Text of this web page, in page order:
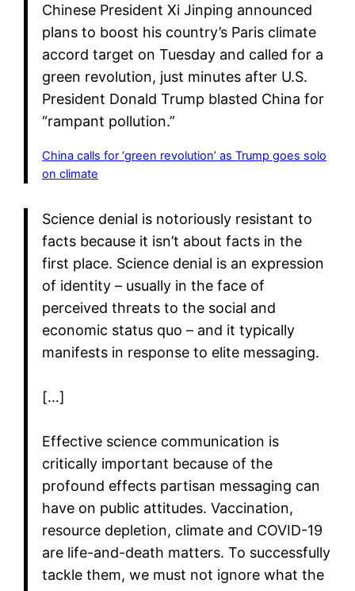
Chinese President Xi Jinping announced
plans to boost his country’s Paris climate
accord target on Tuesday and called for a
green revolution, just minutes after U.S.
President Donald Trump blasted China for
“rampant pollution.”
China calls for ‘green revolution’ as Trump goes solo
on climate
Science denial is notoriously resistant to
facts because it isn’t about facts in the
first place. Science denial is an expression
of identity – usually in the face of
perceived threats to the social and
economic status quo – and it typically
manifests in response to elite messaging.
[…]
Effective science communication is
critically important because of the
profound effects partisan messaging can
have on public attitudes. Vaccination,
resource depletion, climate and COVID-19
are life-and-death matters. To successfully
tackle them, we must not ignore what the